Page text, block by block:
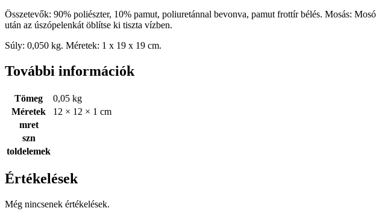
Összetevők: 90% poliészter, 10% pamut, poliuretánnal bevonva, pamut frottír bélés. Mosás:
után az úszópelenkát öblítse ki tiszta vízben.
Súly: 0,050 kg. Méretek: 1 x 19 x 19 cm.
További információk
Tömeg
0,05 kg
Méretek
12 × 12 × 1 cm
mret
szn
toldelemek
Értékelések
Még nincsenek értékelések.